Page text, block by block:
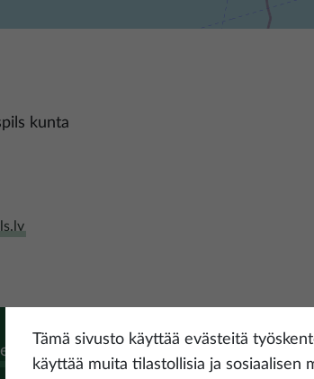
kunta
Tiktok
Tämä sivusto käyttää evästeitä
käyttää muita tilastollisia ja sosiaalisen